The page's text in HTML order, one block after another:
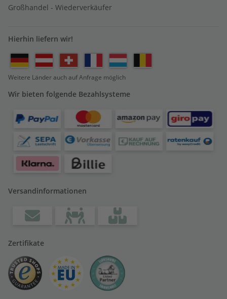
Großhandel - Wiederverkäufer
Hierhin liefern wir!
Weitere Länder auch auf Anfrage möglich
Wir bieten folgende Bezahlsysteme
Versandinformationen
Zertifikate